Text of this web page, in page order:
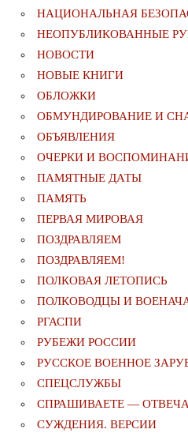
НАЦИОНАЛЬНАЯ
НЕОПУБЛИКОВАННЫЕ
НОВОСТИ
НОВЫЕ КНИГИ
ОБЛОЖКИ
ОБМУНДИРОВАНИЕ И
ОБЪЯВЛЕНИЯ
ОЧЕРКИ И
ПАМЯТНЫЕ ДАТЫ
ПАМЯТЬ
ПЕРВАЯ МИРОВАЯ
ПОЗДРАВЛЯЕМ
ПОЗДРАВЛЯЕМ!
ПОЛКОВАЯ ЛЕТОПИСЬ
ПОЛКОВОДЦЫ И
РГАСПИ
РУБЕЖИ РОССИИ
РУССКОЕ ВОЕННОЕ
СПЕЦСЛУЖБЫ
СПРАШИВАЕТЕ —
СУЖДЕНИЯ. ВЕРСИИ